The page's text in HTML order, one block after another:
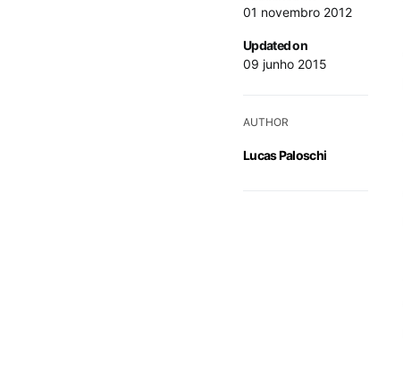
01 novembro 2012
Updated on
09 junho 2015
AUTHOR
Lucas Paloschi